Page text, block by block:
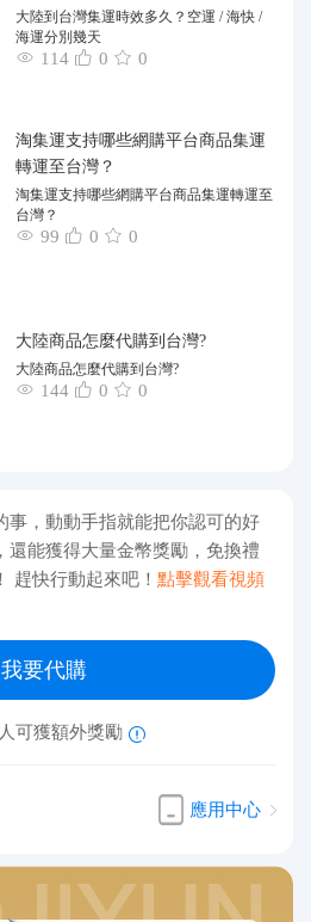
大陸到台灣集運時效多久？空運 / 海快 /
海運分別幾天
114 0 0
淘集運支持哪些網購平台商品集運
轉運至台灣？
淘集運支持哪些網購平台商品集運轉運至
台灣？
99 0 0
大陸商品怎麼代購到台灣?
大陸商品怎麼代購到台灣?
144 0 0
事，動動手指就能把你認可的好
還能獲得大量金幣獎勵，免換禮
趕快行動起來吧！ 點擊觀看視頻
我要代購
可獲額外獎勵
應用中心